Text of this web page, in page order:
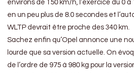
environs de 150 km/h, l’exercice du 0
en un peu plus de 8.0 secondes et
WLTP devrait être proche des 340 km.
Sachez enfin qu’Opel annonce une
lourde que sa version actuelle. On
de l’ordre de 975 à 980 kg pour la